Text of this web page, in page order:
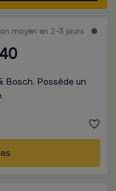
moyen en 2-3 jours
Bosch. Possède un